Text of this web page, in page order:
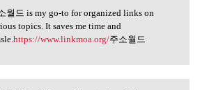
월드 is my go-to for
월드 is my go-to for organized links on
topics. It saves me time and
https://www.linkmoa.org/주소월드